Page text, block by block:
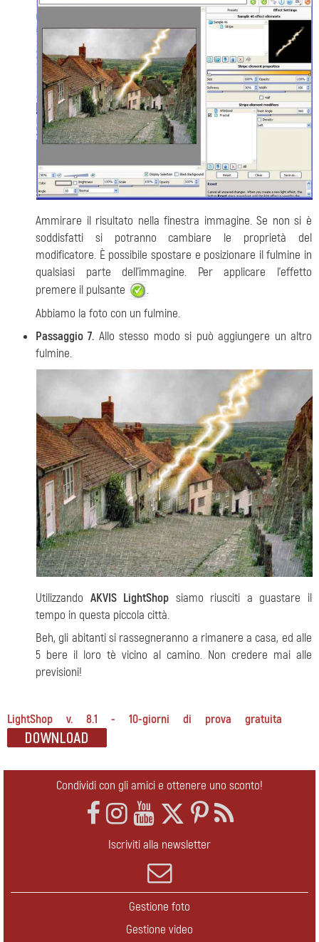
Ammirare il risultato nella finestra immagine. Se non si è
soddisfatti si potranno cambiare le proprietà del
modificatore. È possibile spostare e posizionare il fulmine in
qualsiasi parte dell'immagine. Per applicare l’effetto
premere il pulsante
Abbiamo la foto con un fulmine.
Passaggio 7. Allo stesso modo si può aggiungere un altro
fulmine.
Utilizzando AKVIS LightShop siamo riusciti a guastare il
tempo in questa piccola città.
Beh, gli abitanti si rassegneranno a rimanere a casa, ed alle
5 bere il loro tè vicino al camino. Non credere mai alle
previsioni!
LightShop v. 8.1 - 10-giorni di prova gratuita
Condividi con gli amici e ottenere uno sconto!
Iscriviti alla newsletter
Gestione foto
Gestione video